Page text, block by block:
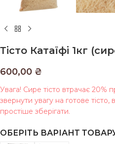
Тісто Катаїфі 1кг
600,00 ₴
Увага! Сире тісто втрачає 20%
звернути увагу на готове
простіше зберігати.
ОБЕРІТЬ ВАРІАНТ